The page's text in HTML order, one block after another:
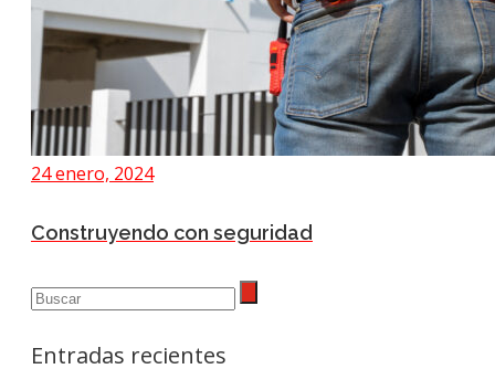
24 enero, 2024
Construyendo con seguridad
Entradas recientes